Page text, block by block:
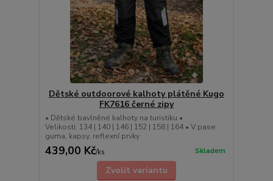
Dětské outdoorové kalhoty plátěné Kugo
FK7616 černé zipy
• Dětské bavlněné kalhoty na turistiku •
Velikosti: 134 | 140 | 146 | 152 | 158 | 164 • V pase
guma, kapsy, reflexní prvky
439,00 Kč/ks Skladem
Zvolit variantu